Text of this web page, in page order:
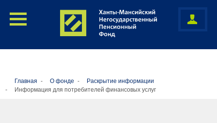
Главная О фонде
Раскрытие информации
Информация для потребителей финансовых услуг